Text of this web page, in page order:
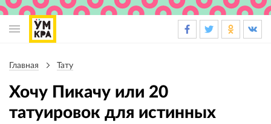
навигации
Главная Тату
Хочу Пикачу или 20
татуировок для истинных